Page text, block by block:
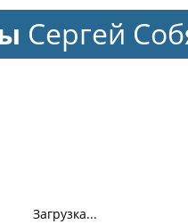
Сергей
Загрузка...